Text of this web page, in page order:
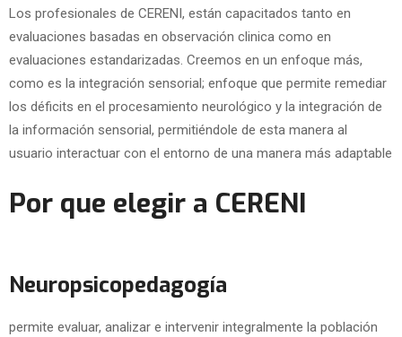
Los profesionales de CERENI, están capacitados tanto en
evaluaciones basadas en observación clinica como en
evaluaciones estandarizadas. Creemos en un enfoque más,
como es la integración sensorial; enfoque que permite remediar
los déficits en el procesamiento neurológico y la integración de
la información sensorial, permitiéndole de esta manera al
usuario interactuar con el entorno de una manera más adaptable
Por que elegir a CERENI
Neuropsicopedagogía
permite evaluar, analizar e intervenir integralmente la población